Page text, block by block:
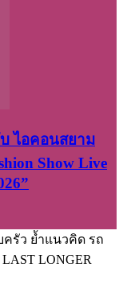
ไอคอนสยาม
Show Live
ครัว ย้ำแนวคิด รถ
LONGER